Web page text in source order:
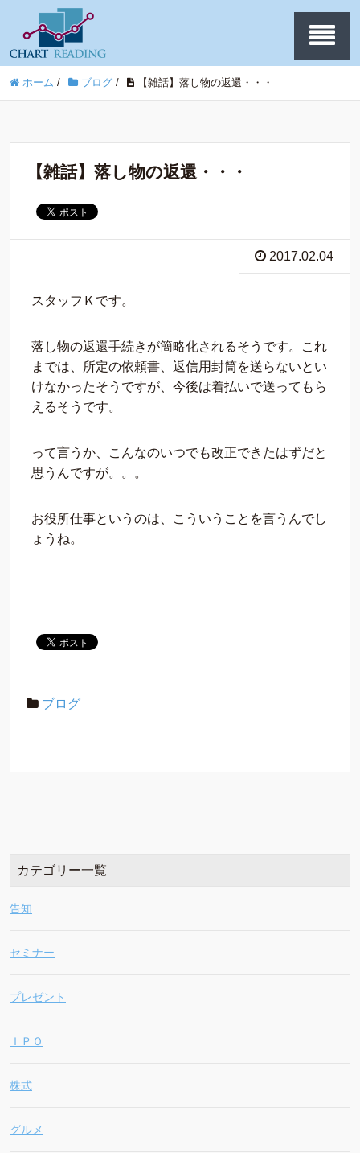
ホーム / ブログ / 【雑話】落し物の返還・・・
【雑話】落し物の返還・・・
2017.02.04
スタッフＫです。
落し物の返還手続きが簡略化されるそうです。これ
までは、所定の依頼書、返信用封筒を送らないとい
けなかったそうですが、今後は着払いで送ってもら
えるそうです。
って言うか、こんなのいつでも改正できたはずだと
思うんですが。。。
お役所仕事というのは、こういうことを言うんでし
ょうね。
ブログ
カテゴリー一覧
告知
セミナー
プレゼント
ＩＰＯ
株式
グルメ